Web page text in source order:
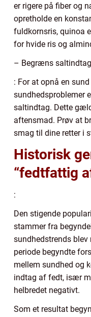
er rigere på fiber og
opretholde en
fuldkornsris, quinoa
for hvide ris og
– Begræns
: For at opnå en
sundhedsproblemer
saltindtag. Dette
aftensmad. Prøv at
smag til dine retter i
Historisk
“fedtfattig
:
Den stigende
stammer fra
sundhedstrends blev
periode begyndte
mellem sundhed og
indtag af fedt, især
helbredet negativt.
Som et resultat